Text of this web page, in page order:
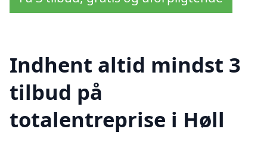
Indhent altid mindst 3
tilbud på
totalentreprise i Høll